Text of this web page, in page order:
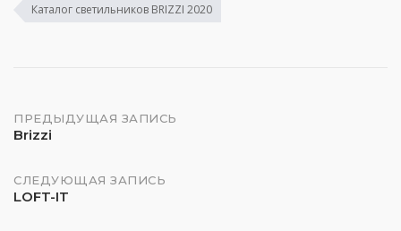
Каталог светильников BRIZZI 2020
Навигация
записям
ПРЕДЫДУЩАЯ ЗАПИСЬ
Brizzi
СЛЕДУЮЩАЯ ЗАПИСЬ
LOFT-IT